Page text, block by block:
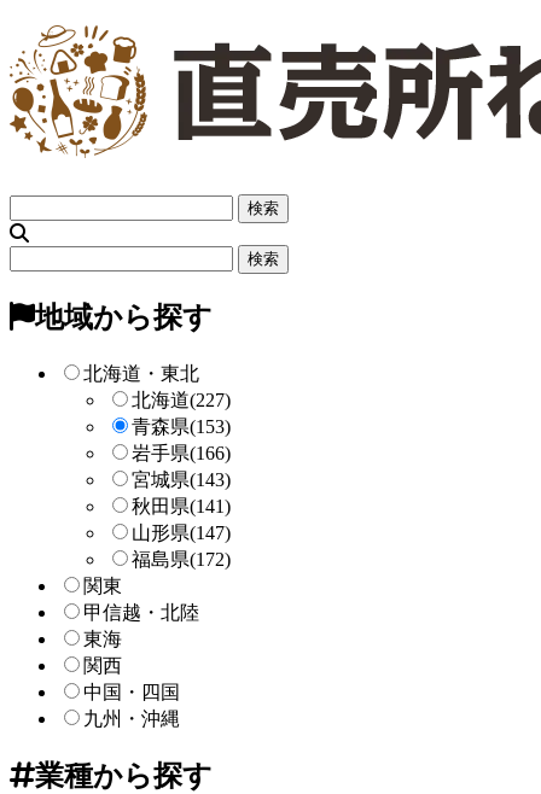
リ
索
ー
検
地域から探す
北海道・東北
北海道(227)
青森県(153)
岩手県(166)
宮城県(143)
秋田県(141)
山形県(147)
福島県(172)
関東
甲信越・北陸
東海
関西
中国・四国
九州・沖縄
業種から探す